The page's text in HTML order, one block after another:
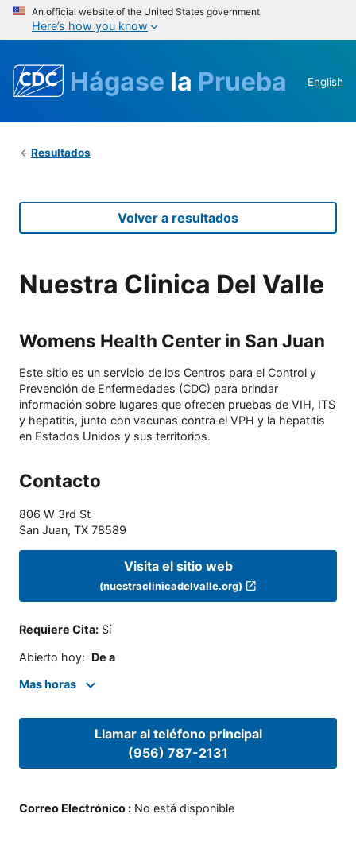
An official website of the United States government
Here’s how you know
Hágase la Prueba English
Resultados
Volver a resultados
Nuestra Clinica Del Valle
Womens Health Center in San Juan
Este sitio es un servicio de los Centros para el Control y
Prevención de Enfermedades (CDC) para brindar
información sobre lugares que ofrecen pruebas de VIH, ITS
y hepatitis, junto con vacunas contra el VPH y la hepatitis
en Estados Unidos y sus territorios.
Contacto
806 W 3rd St
San Juan, TX 78589
Visita el sitio web
(nuestraclinicadelvalle.org)
Requiere Cita: Sí
Abierto hoy: De a
Mas horas
Llamar al teléfono principal
(956) 787-2131
Correo Electrónico : No está disponible